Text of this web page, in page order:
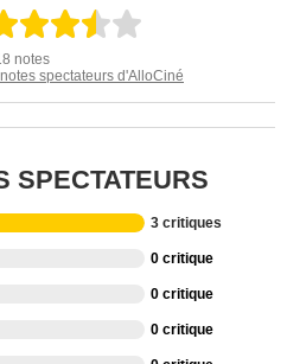
notes
spectateurs d'AlloCiné
SPECTATEURS
3 critiques
0 critique
0 critique
0 critique